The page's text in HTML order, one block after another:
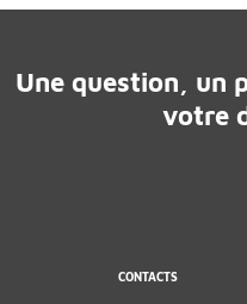
Une question, un
votre
CONTACTS